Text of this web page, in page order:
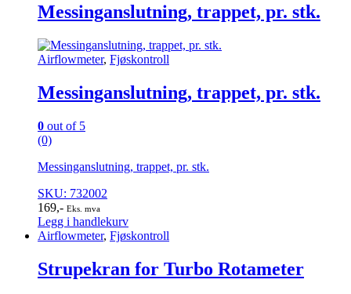
Messinganslutning, trappet, pr. stk.
Airflowmeter, Fjøskontroll
Messinganslutning, trappet, pr. stk.
0 out of 5
(0)
Messinganslutning, trappet, pr. stk.
SKU: 732002
169,- Eks. mva
Legg i handlekurv
Airflowmeter, Fjøskontroll
Strupekran for Turbo Rotameter